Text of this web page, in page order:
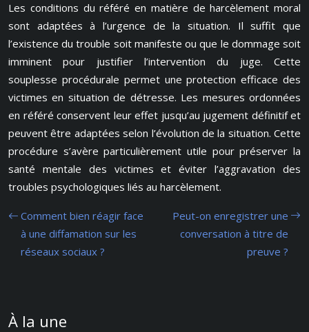
Les conditions du référé en matière de harcèlement moral
sont adaptées à l’urgence de la situation. Il suffit que
l’existence du trouble soit manifeste ou que le dommage soit
imminent pour justifier l’intervention du juge. Cette
souplesse procédurale permet une protection efficace des
victimes en situation de détresse. Les mesures ordonnées
en référé conservent leur effet jusqu’au jugement définitif et
peuvent être adaptées selon l’évolution de la situation. Cette
procédure s’avère particulièrement utile pour préserver la
santé mentale des victimes et éviter l’aggravation des
troubles psychologiques liés au harcèlement.
Comment bien réagir face
à une diffamation sur les
réseaux sociaux ?
Peut-on enregistrer une
conversation à titre de
preuve ?
À la une